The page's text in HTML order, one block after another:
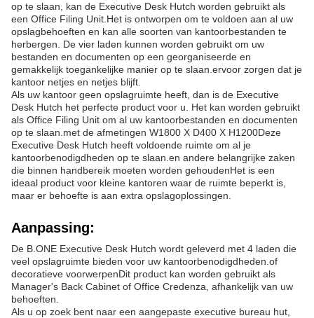
op te slaan, kan de Executive Desk Hutch worden gebruikt als
een Office Filing Unit.Het is ontworpen om te voldoen aan al uw
opslagbehoeften en kan alle soorten van kantoorbestanden te
herbergen. De vier laden kunnen worden gebruikt om uw
bestanden en documenten op een georganiseerde en
gemakkelijk toegankelijke manier op te slaan.ervoor zorgen dat je
kantoor netjes en netjes blijft.
Als uw kantoor geen opslagruimte heeft, dan is de Executive
Desk Hutch het perfecte product voor u. Het kan worden gebruikt
als Office Filing Unit om al uw kantoorbestanden en documenten
op te slaan.met de afmetingen W1800 X D400 X H1200Deze
Executive Desk Hutch heeft voldoende ruimte om al je
kantoorbenodigdheden op te slaan.en andere belangrijke zaken
die binnen handbereik moeten worden gehoudenHet is een
ideaal product voor kleine kantoren waar de ruimte beperkt is,
maar er behoefte is aan extra opslagoplossingen.
Aanpassing:
De B.ONE Executive Desk Hutch wordt geleverd met 4 laden die
veel opslagruimte bieden voor uw kantoorbenodigdheden.of
decoratieve voorwerpenDit product kan worden gebruikt als
Manager's Back Cabinet of Office Credenza, afhankelijk van uw
behoeften.
Als u op zoek bent naar een aangepaste executive bureau hut,